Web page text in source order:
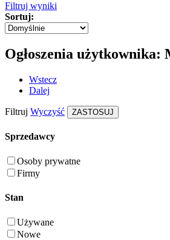
Filtruj wyniki
Sortuj:
Ogłoszenia
Wstecz
Dalej
Filtruj Wyczyść ZASTOSUJ
Sprzedawcy
Osoby prywatne
Firmy
Stan
Używane
Nowe